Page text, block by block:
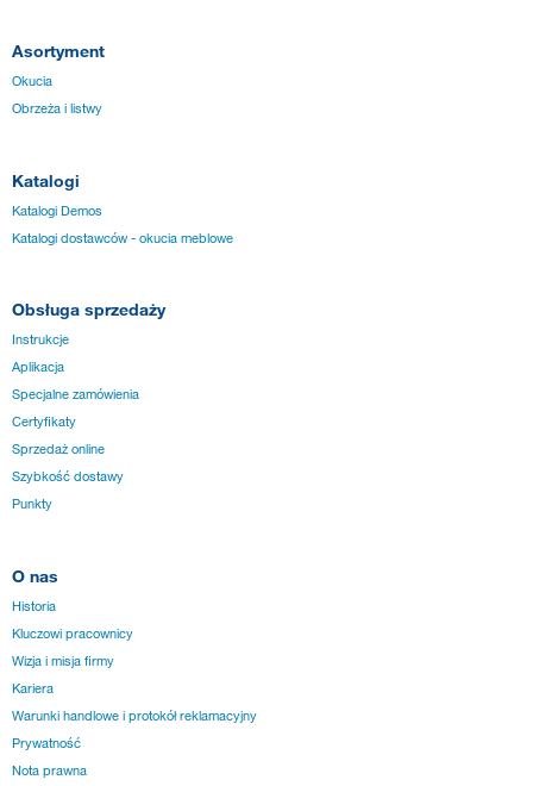
Asortyment
Okucia
Obrzeża i listwy
Katalogi
Katalogi Demos
Katalogi dostawców - okucia meblowe
Obsługa sprzedaży
Instrukcje
Aplikacja
Specjalne zamówienia
Certyfikaty
Sprzedaż online
Szybkość dostawy
Punkty
O nas
Historia
Kluczowi pracownicy
Wizja i misja firmy
Kariera
Warunki handlowe i protokół reklamacyjny
Prywatność
Nota prawna